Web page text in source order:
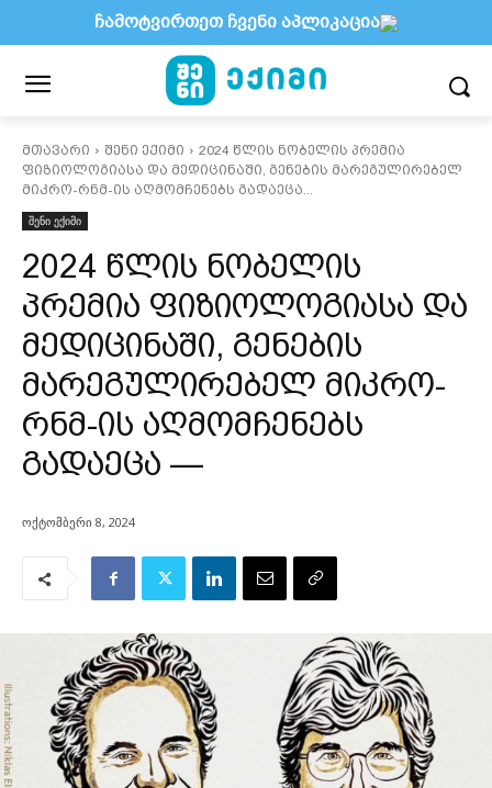
მთავარი შენი ექიმი
2024 წლის ნობელის პრემია
ფიზიოლოგიასა და მედიცინაში, გენების მარეგულირებელ
მიკრო-რნმ-ის აღმომჩენებს გადაეცა...
შენი ექიმი
2024 წლის ნობელის
პრემია ფიზიოლოგიასა და
მედიცინაში, გენების
მარეგულირებელ მიკრო-
რნმ-ის აღმომჩენებს
გადაეცა —
ოქტომბერი 8, 2024
ჩამოტვირთეთ ჩვენი აპლიკაცია